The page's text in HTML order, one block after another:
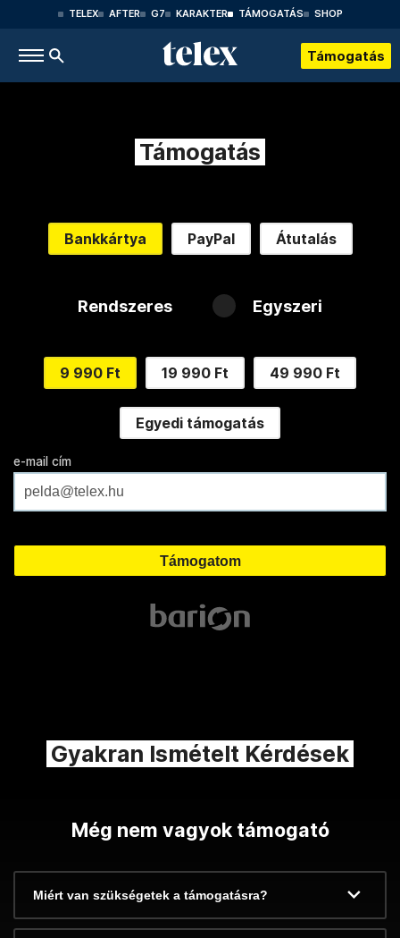
TELEX AFTER G7 KARAKTER TÁMOGATÁS SHOP
Támogatás
Támogatás
Bankkártya PayPal Átutalás
Rendszeres Egyszeri
9 990 Ft 19 990 Ft 49 990 Ft
Egyedi támogatás
e-mail cím
Gyakran Ismételt Kérdések
Még nem vagyok támogató
Miért van szükségetek a támogatásra?